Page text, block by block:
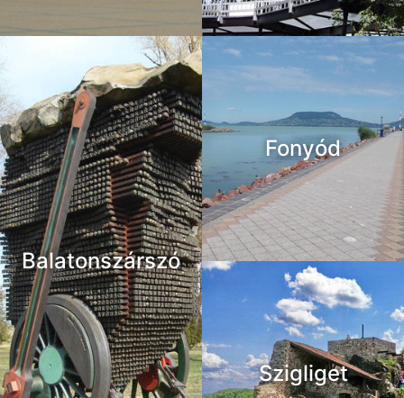
Balatonszárszó
Fonyód
Szigliget